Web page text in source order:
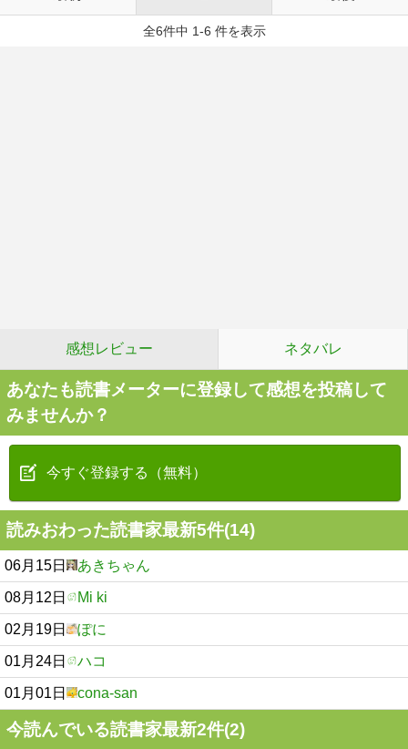
全6件中 1-6 件を表示
感想レビュー ネタバレ
あなたも読書メーターに登録して感想を投稿して
みませんか？
今すぐ登録する（無料）
読みおわった読書家最新5件(14)
06月15日 あきちゃん
08月12日 Mi ki
02月19日 ぽに
01月24日 ハコ
01月01日 cona-san
今読んでいる読書家最新2件(2)